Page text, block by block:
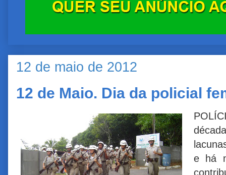
12 de maio de 2012
12 de Maio. Dia da policial
e há